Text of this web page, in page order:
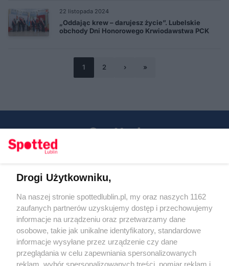
22 listopada 2024
„Oddając krew – darujesz życie”. Lubelskie
obchody Dni Honorowego Krwiodawstwa PCK
1 2 › »
KATEGORIE
Regulamin
Polityka prywatności
RODO
Warunki korzystania z treści
Drogi Użytkowniku,
Na naszej stronie spottedlublin.pl, my oraz naszych 1162
zaufanych partnerów uzyskujemy dostęp i przechowujemy
informacje na urządzeniu oraz przetwarzamy dane
osobowe, takie jak unikalne identyfikatory, standardowe
informacje wysyłane przez urządzenie czy dane
przeglądania w celu zapewniania spersonalizowanych
reklam, wybór spersonalizowanych treści, pomiar reklam i